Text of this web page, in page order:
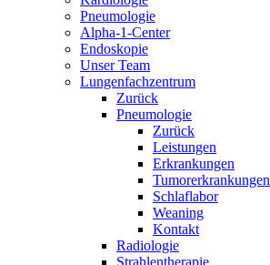
Pneumologie
Alpha-1-Center
Endoskopie
Unser Team
Lungenfachzentrum
Zurück
Pneumologie
Zurück
Leistungen
Erkrankungen
Tumorerkrankungen
Schlaflabor
Weaning
Kontakt
Radiologie
Strahlentherapie